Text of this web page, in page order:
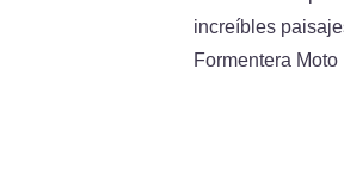
increíbles
Formentera